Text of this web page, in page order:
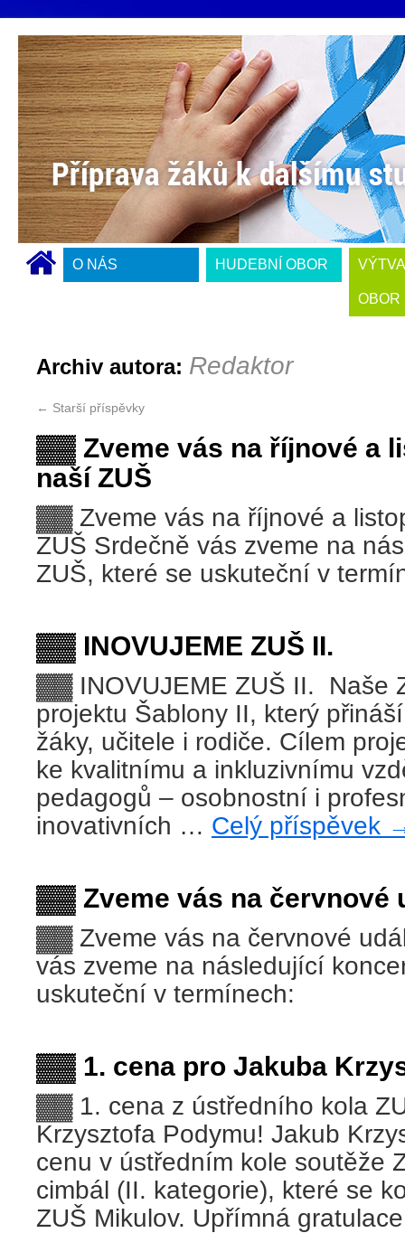
O NÁS HUDEBNÍ OBOR
OBOR
Archiv autora: Redaktor
← Starší příspěvky
▓▓ Zveme vás na říjnové a
naší ZUŠ
▓▓ Zveme vás na říjnové a
ZUŠ Srdečně vás zveme na
ZUŠ, které se uskuteční v
▓▓ INOVUJEME ZUŠ II.
▓▓ INOVUJEME ZUŠ II. Naše
projektu Šablony II, který
žáky, učitele i rodiče. Cílem
ke kvalitnímu a inkluzivnímu
pedagogů – osobnostní i
inovativních … Celý příspěvek
▓▓ Zveme vás na červnové
▓▓ Zveme vás na červnové
vás zveme na následující
uskuteční v termínech:
▓▓ 1. cena pro Jakuba
▓▓ 1. cena z ústředního kola
Krzysztofa Podymu! Jakub
cenu v ústředním kole soutěže
cimbál (II. kategorie), které se
ZUŠ Mikulov. Upřímná